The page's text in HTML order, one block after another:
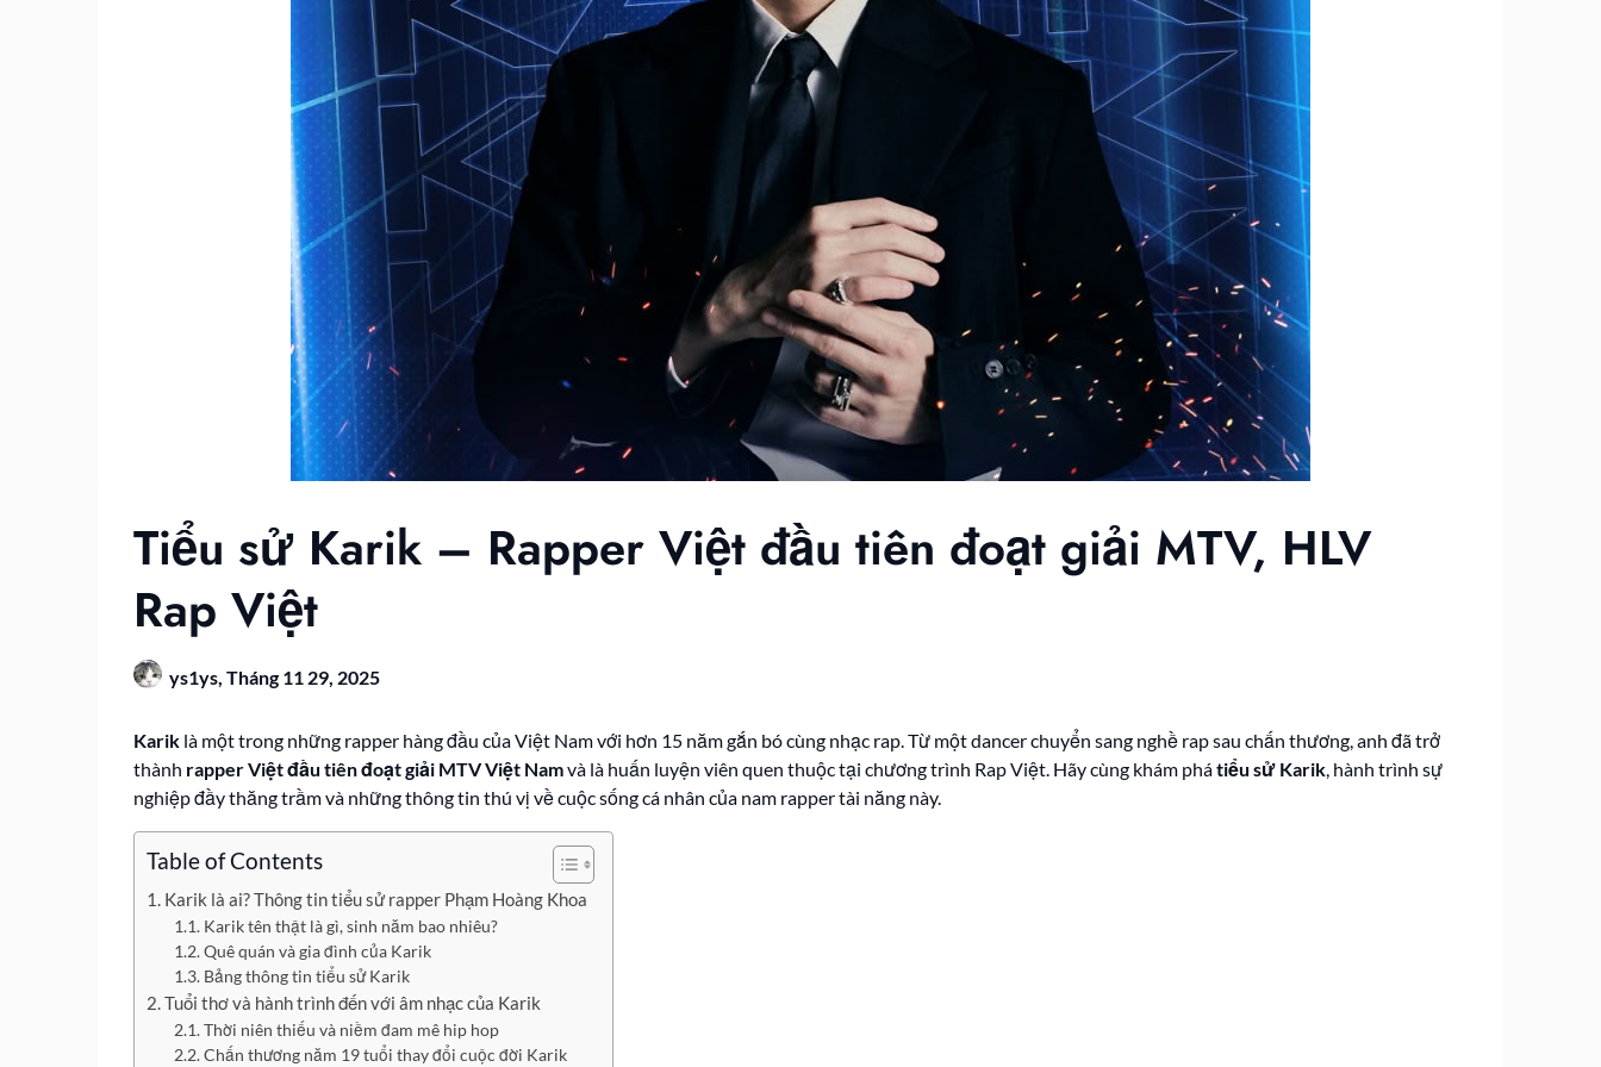
Tiểu sử Karik – Rapper Việt đầu tiên đoạt giải MTV, HLV
Rap Việt
ys1ys, Tháng 11 29, 2025
Karik là một trong những rapper hàng đầu của Việt Nam với hơn 15 năm gắn bó cùng nhạc rap. Từ một dancer chuyển sang nghề rap sau chấn thương, anh đã trở
thành rapper Việt đầu tiên đoạt giải MTV Việt Namvà là huấn luyện viên quen thuộc tại chương trình Rap Việt. Hãy cùng khám phátiểu sử Karik, hành trình sự
nghiệp đầy thăng trầm và những thông tin thú vị về cuộc sống cá nhân của nam rapper tài năng này.
Table of Contents
Karik là ai? Thông tin tiểu sử rapper Phạm Hoàng Khoa
Karik tên thật là gì, sinh năm bao nhiêu?
Quê quán và gia đình của Karik
Bảng thông tin tiểu sử Karik
Tuổi thơ và hành trình đến với âm nhạc của Karik
Thời niên thiếu và niềm đam mê hip hop
Chấn thương năm 19 tuổi thay đổi cuộc đời Karik